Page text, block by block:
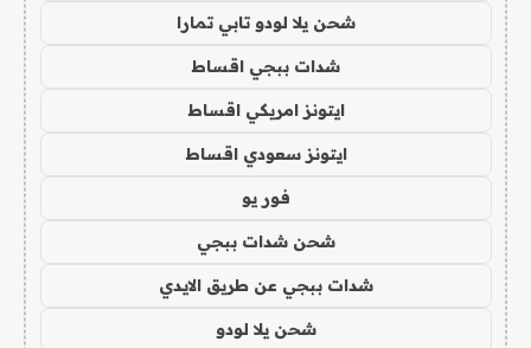
شحن يلا لودو تابي تمارا
شدات ببجي اقساط
ايتونز امريكي اقساط
ايتونز سعودي اقساط
فور يو
شحن شدات ببجي
شدات ببجي عن طريق الايدي
شحن يلا لودو